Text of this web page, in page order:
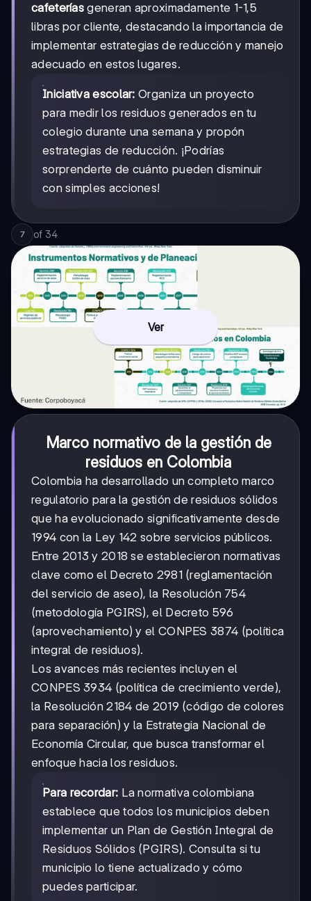
cafeterías generan aproximadamente 1-1,5
libras por cliente, destacando la importancia de
implementar estrategias de reducción y manejo
adecuado en estos lugares.
Iniciativa escolar: Organiza un proyecto
para medir los residuos generados en tu
colegio durante una semana y propón
estrategias de reducción. ¡Podrías
sorprenderte de cuánto pueden disminuir
con simples acciones!
7 of 34
Ver
Marco normativo de la gestión de
residuos en Colombia
Colombia ha desarrollado un completo marco
regulatorio para la gestión de residuos sólidos
que ha evolucionado significativamente desde
1994 con la Ley 142 sobre servicios públicos.
Entre 2013 y 2018 se establecieron normativas
clave como el Decreto 2981 (reglamentación
del servicio de aseo), la Resolución 754
(metodología PGIRS), el Decreto 596
(aprovechamiento) y el CONPES 3874 (política
integral de residuos).
Los avances más recientes incluyen el
CONPES 3934 (política de crecimiento verde),
la Resolución 2184 de 2019 (código de colores
para separación) y la Estrategia Nacional de
Economía Circular, que busca transformar el
enfoque hacia los residuos.
Para recordar: La normativa colombiana
establece que todos los municipios deben
implementar un Plan de Gestión Integral de
Residuos Sólidos (PGIRS). Consulta si tu
municipio lo tiene actualizado y cómo
puedes participar.